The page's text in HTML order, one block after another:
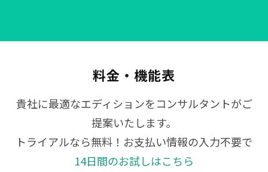
料金・プラン
よくあるご質問
CRMラボ
料金・機能表
貴社に最適なエディションをコンサルタントがご
提案いたします。
トライアルなら無料！お支払い情報の入力不要で
14日間のお試しはこちら